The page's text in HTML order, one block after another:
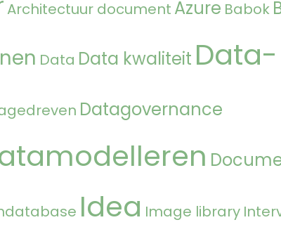
Architectuur document Azure Babok
Data Data kwaliteit Data-
Datagovernance
Idea Image library